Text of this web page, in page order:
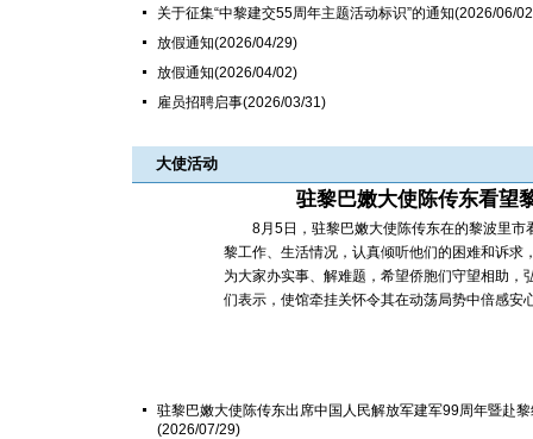
关于征集“中黎建交55周年主题活动标识”的通知(2026/06/
放假通知(2026/04/29)
放假通知(2026/04/02)
雇员招聘启事(2026/03/31)
大使活动
驻黎巴嫩大使陈传东看望
8月5日，驻黎巴嫩大使陈传东在的黎波里市
黎工作、生活情况，认真倾听他们的困难和诉求
为大家办实事、解难题，希望侨胞们守望相助，
们表示，使馆牵挂关怀令其在动荡局势中倍感安
驻黎巴嫩大使陈传东出席中国人民解放军建军99周年暨赴
(2026/07/29)